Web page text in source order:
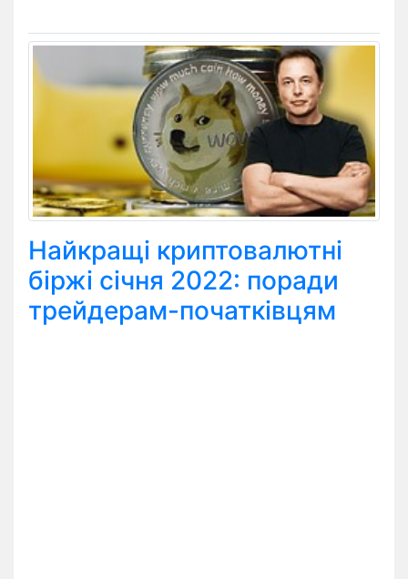
Найкращі криптовалютні
біржі січня 2022: поради
трейдерам-початківцям